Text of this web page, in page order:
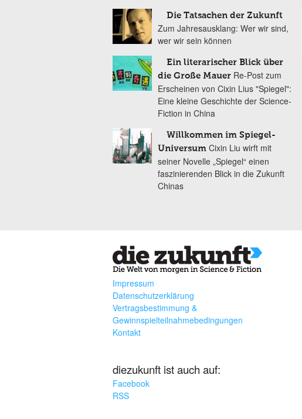
Die Tatsachen der Zukunft
Zum Jahresausklang: Wer wir sind,
wer wir sein können
Ein literarischer Blick über
die Große Mauer Re-Post zum
Erscheinen von Cixin Lius "Spiegel":
Eine kleine Geschichte der Science-
Fiction in China
Willkommen im Spiegel-
Universum Cixin Liu wirft mit
seiner Novelle „Spiegel“ einen
faszinierenden Blick in die Zukunft
Chinas
Impressum
Datenschutzerklärung
Vertragsbestimmung &
Gewinnspielteilnahmebedingungen
Kontakt
diezukunft ist auch auf:
Facebook
RSS